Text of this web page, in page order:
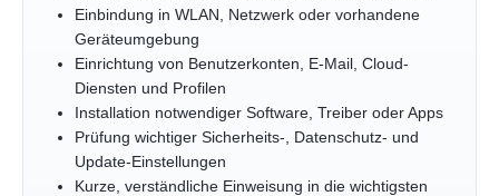
Einbindung in WLAN, Netzwerk oder vorhandene
Geräteumgebung
Einrichtung von Benutzerkonten, E-Mail, Cloud-
Diensten und Profilen
Installation notwendiger Software, Treiber oder Apps
Prüfung wichtiger Sicherheits-, Datenschutz- und
Update-Einstellungen
Kurze, verständliche Einweisung in die wichtigsten